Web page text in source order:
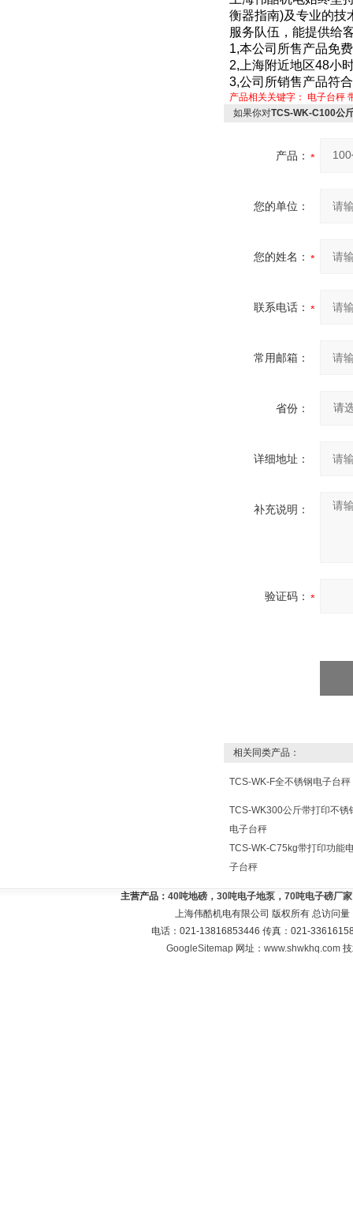
衡器指南)及专业的技
服务队伍，能提供给
1,本公司所售产品免
2, 上海附近地区48小
3,公司所销售产品符
产品相关关键字： 电子台秤
如果你对TCS-WK-C100公
产品：
您的单位：
您的姓名：
联系电话：
常用邮箱：
省份：
详细地址：
补充说明：
验证码：
相关同类产品：
TCS-WK-F全不锈钢电子台秤
TCS-WK300公斤带打印不锈
电子台秤
TCS-WK-C75kg带打印功能
子台秤
主营产品： 40吨地磅，30吨电子地泵，70吨电子磅厂
上海伟酷机电有限公司 版权所有 总访问量
电话：021-13816853446 传真：021-
GoogleSitemap 网址：www.shwkhq.com